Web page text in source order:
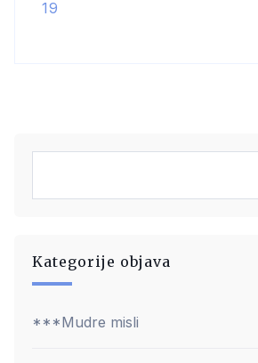
19
Kategorije objava
***Mudre misli